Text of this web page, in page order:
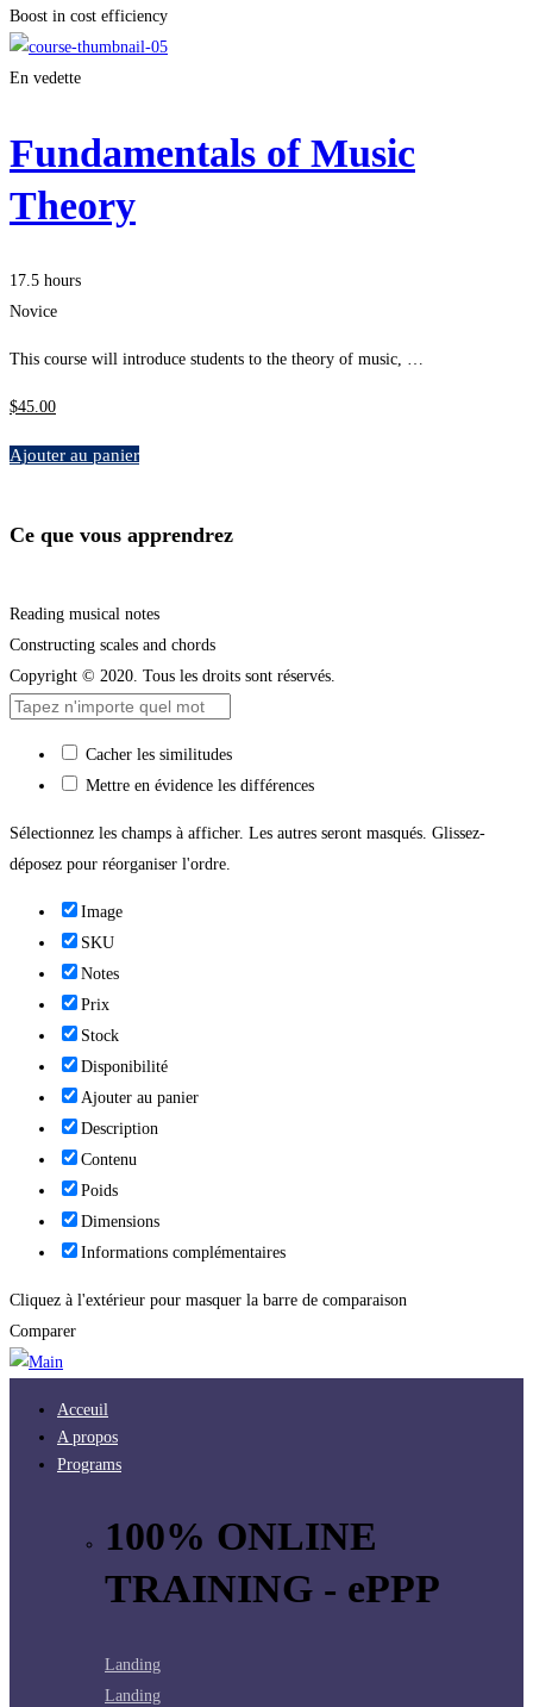
Boost in cost efficiency
En vedette
Fundamentals of Music
Theory
17.5 hours
Novice
This course will introduce students to the theory of music, …
$45.00
Ajouter au panier
Ce que vous apprendrez
Reading musical notes
Constructing scales and chords
Copyright © 2020. Tous les droits sont réservés.
Cacher les similitudes
Mettre en évidence les différences
Sélectionnez les champs à afficher. Les autres seront masqués. Glissez-
déposez pour réorganiser l'ordre.
Image
SKU
Notes
Prix
Stock
Disponibilité
Ajouter au panier
Description
Contenu
Poids
Dimensions
Informations complémentaires
Cliquez à l'extérieur pour masquer la barre de comparaison
Comparer
Acceuil
A propos
Programs
100% ONLINE
TRAINING - ePPP
Landing
Landing